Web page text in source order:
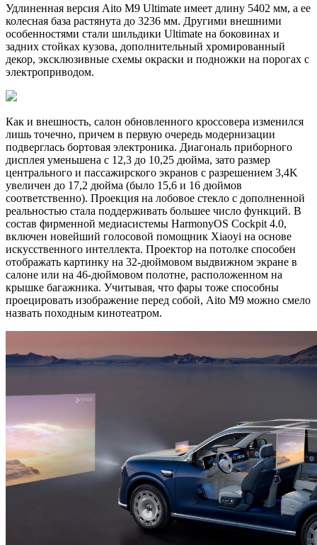
Удлиненная версия Aito M9 Ultimate имеет длину 5402 мм, а ее
колесная база растянута до 3236 мм. Другими внешними
особенностями стали шильдики Ultimate на боковинах и
задних стойках кузова, дополнительный хромированный
декор, эксклюзивные схемы окраски и подножки на порогах с
электроприводом.
Как и внешность, салон обновленного кроссовера изменился
лишь точечно, причем в первую очередь модернизации
подверглась бортовая электроника. Диагональ приборного
дисплея уменьшена с 12,3 до 10,25 дюйма, зато размер
центрального и пассажирского экранов с разрешением 3,4K
увеличен до 17,2 дюйма (было 15,6 и 16 дюймов
соответственно). Проекция на лобовое стекло с дополненной
реальностью стала поддерживать большее число функций. В
состав фирменной медиасистемы HarmonyOS Cockpit 4.0,
включен новейший голосовой помощник Xiaoyi на основе
искусственного интеллекта. Проектор на потолке способен
отображать картинку на 32-дюймовом выдвижном экране в
салоне или на 46-дюймовом полотне, расположенном на
крышке багажника. Учитывая, что фары тоже способны
проецировать изображение перед собой, Aito M9 можно смело
назвать походным кинотеатром.